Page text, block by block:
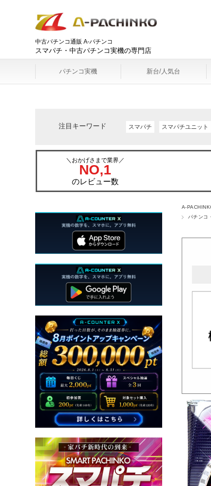
中古パチンコ通販 A-パチンコ
スマパチ・中古パチンコ実機の専門店
パチンコ実機 新台/人気台
注目キーワード スマパチ スマパチユニット
＼おかげさまで業界／
NO,1
のレビュー数
A-
パチンコ